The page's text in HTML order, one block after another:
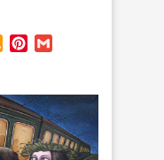
AmazonPinterest